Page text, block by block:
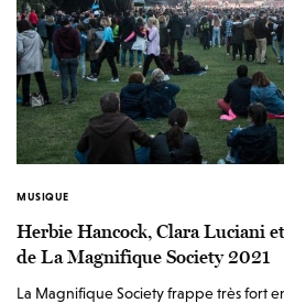
MUSIQUE
Herbie Hancock, Clara Luciani
de La Magnifique Society 2021
La Magnifique Society frappe très fort